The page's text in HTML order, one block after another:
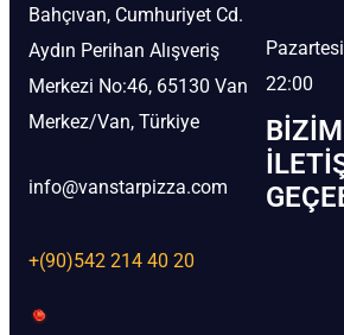
Bahçıvan, Cumhuriyet Cd.
Aydın Perihan Alışveriş
Merkezi No:46, 65130 Van
Merkez/Van, Türkiye
info@vanstarpizza.com
+(90)542 214 40 20
22:00